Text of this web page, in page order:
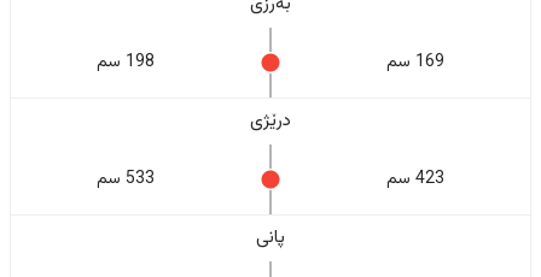
169 سم 198 سم
درێژی
423 سم 533 سم
پانی